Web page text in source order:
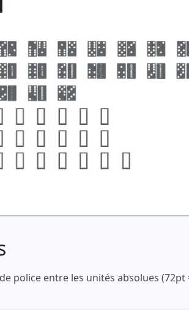
police entre les unités absolues (72pt